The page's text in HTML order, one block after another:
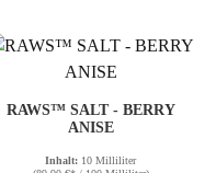
RAWS™ SALT - BERRY
ANISE
Inhalt: 10 Milliliter